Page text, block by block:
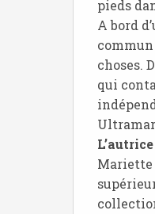
pieds
A bord
choses.
qui
Mariette